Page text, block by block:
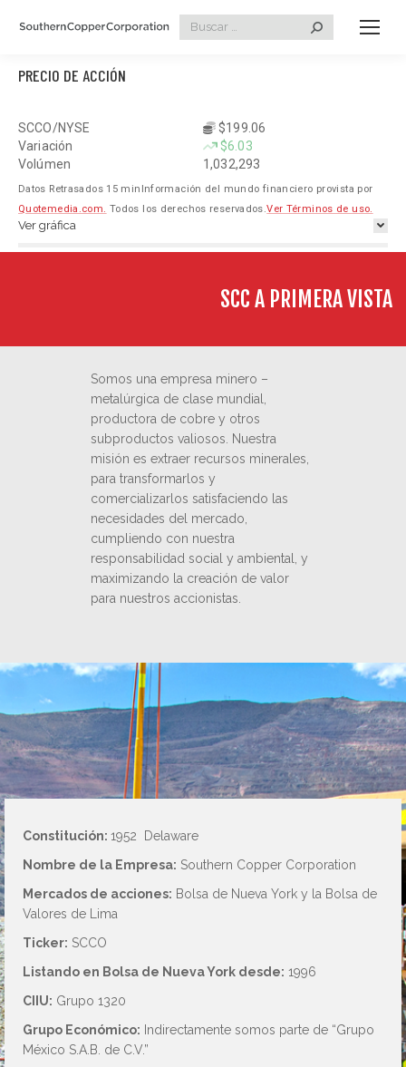
Search:
PRECIO DE ACCIÓN
SCCO/NYSE
$199.06
Variación
$6.03
Volúmen
1,032,293
Datos Retrasados 15 min Información del mundo financiero provista por
Quotemedia.com. Todos los derechos reservados.Ver Términos de uso.
Ver gráfica
Fullscreen
Events Price Line
1M 3M 6M YTD 1Y
Frequency: Daily. to performance.
Jun 2026 Jul 2026 Aug 2026
©quotemedia
Frequency: Daily
May 7 to Aug 7 performance
SCC A PRIMERA VISTA
Somos una empresa minero –
metalúrgica de clase mundial,
productora de cobre y otros
subproductos valiosos. Nuestra
misión es extraer recursos minerales,
para transformarlos y
comercializarlos satisfaciendo las
necesidades del mercado,
cumpliendo con nuestra
responsabilidad social y ambiental, y
maximizando la creación de valor
para nuestros accionistas.
Constitución: 1952 Delaware
Nombre de la Empresa: Southern Copper Corporation
Mercados de acciones: Bolsa de Nueva York y la Bolsa de
Valores de Lima
Ticker: SCCO
Listando en Bolsa de Nueva York desde: 1996
CIIU: Grupo 1320
Grupo Económico: Indirectamente somos parte de “Grupo
México S.A.B. de C.V.”